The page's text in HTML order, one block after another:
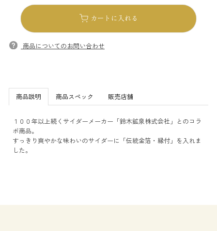
カートに入れる
商品についてのお問い合わせ
商品説明 商品スペック 販売店舗
１００年以上続くサイダーメーカー「鈴木鉱泉株式会社」とのコラ
ボ商品。
すっきり爽やかな味わいのサイダーに「伝統金箔・縁付」を入れま
した。